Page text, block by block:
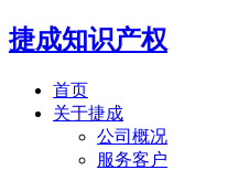
捷成知识产权
首页
关于捷成
公司概况
服务客户